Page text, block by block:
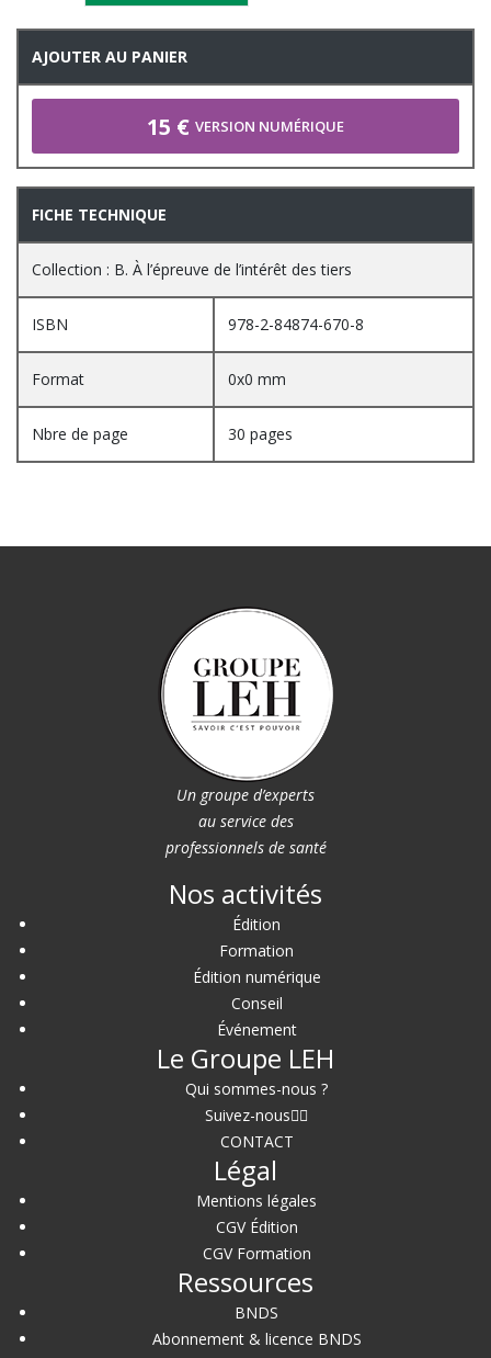
AJOUTER AU PANIER
15 € VERSION NUMÉRIQUE
FICHE TECHNIQUE
Collection : B. À l’épreuve de l’intérêt des tiers
ISBN 978-2-84874-670-8
Format 0x0 mm
Nbre de page 30 pages
Un groupe d’experts
au service des
professionnels de santé
Nos activités
Édition
Formation
Édition numérique
Conseil
Événement
Le Groupe LEH
Qui sommes-nous ?
Suivez-nous
CONTACT
Légal
Mentions légales
CGV Édition
CGV Formation
Ressources
BNDS
Abonnement & licence BNDS